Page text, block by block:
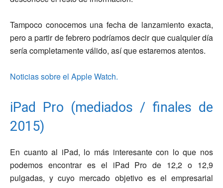
Tampoco conocemos una fecha de lanzamiento exacta,
pero a partir de febrero podríamos decir que cualquier día
sería completamente válido, así que estaremos atentos.
Noticias sobre el Apple Watch.
iPad Pro (mediados / finales de
2015)
En cuanto al iPad, lo más interesante con lo que nos
podemos encontrar es el iPad Pro de 12,2 o 12,9
pulgadas, y cuyo mercado objetivo es el empresarial